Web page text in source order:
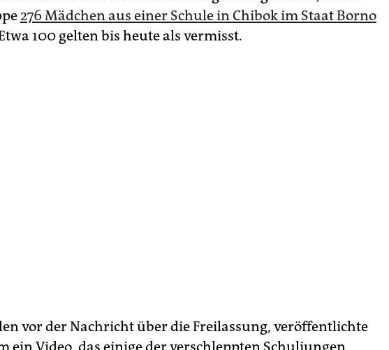
276 Mädchen aus einer Schule in Chibok im Staat Borno
100 gelten bis heute als vermisst.
vor der Nachricht über die Freilassung, veröffentlichte
ein Video, das einige der verschleppten Schuljungen